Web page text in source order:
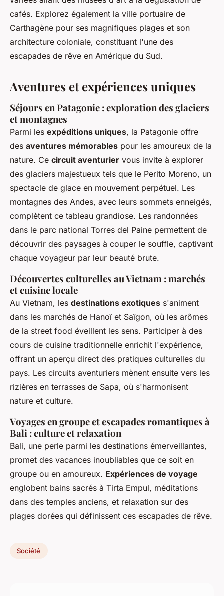
cafés. Explorez également la ville portuaire de
Carthagène pour ses magnifiques plages et son
architecture coloniale, constituant l'une des
escapades de rêve en Amérique du Sud.
Aventures et expériences uniques
Séjours en Patagonie : exploration des glaciers
et montagnes
Parmi les expéditions uniques, la Patagonie offre
des aventures mémorables pour les amoureux de la
nature. Ce circuit aventurier vous invite à explorer
des glaciers majestueux tels que le Perito Moreno, un
spectacle de glace en mouvement perpétuel. Les
montagnes des Andes, avec leurs sommets enneigés,
complètent ce tableau grandiose. Les randonnées
dans le parc national Torres del Paine permettent de
découvrir des paysages à couper le souffle, captivant
chaque voyageur par leur beauté brute.
Découvertes culturelles au Vietnam : marchés
et cuisine locale
Au Vietnam, les destinations exotiques s'animent
dans les marchés de Hanoï et Saïgon, où les arômes
de la street food éveillent les sens. Participer à des
cours de cuisine traditionnelle enrichit l'expérience,
offrant un aperçu direct des pratiques culturelles du
pays. Les circuits aventuriers mènent ensuite vers les
rizières en terrasses de Sapa, où s'harmonisent
nature et culture.
Voyages en groupe et escapades romantiques à
Bali : culture et relaxation
Bali, une perle parmi les destinations émerveillantes,
promet des vacances inoubliables que ce soit en
groupe ou en amoureux. Expériences de voyage
englobent bains sacrés à Tirta Empul, méditations
dans des temples anciens, et relaxation sur des
plages dorées qui définissent ces escapades de rêve.
Société